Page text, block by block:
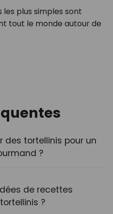
les plus simples sont
tout le monde autour de
des tortellinis pour un
?
de recettes
?